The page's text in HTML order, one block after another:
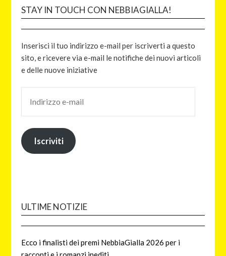
STAY IN TOUCH CON NEBBIAGIALLA!
Inserisci il tuo indirizzo e-mail per iscriverti a questo
sito, e ricevere via e-mail le notifiche dei nuovi articoli
e delle nuove iniziative
Iscriviti
ULTIME NOTIZIE
Ecco i finalisti dei premi NebbiaGialla 2026 per i